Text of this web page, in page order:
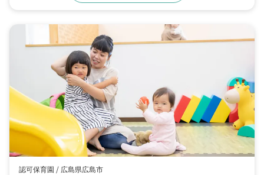
認可保育園 / 広島県広島市